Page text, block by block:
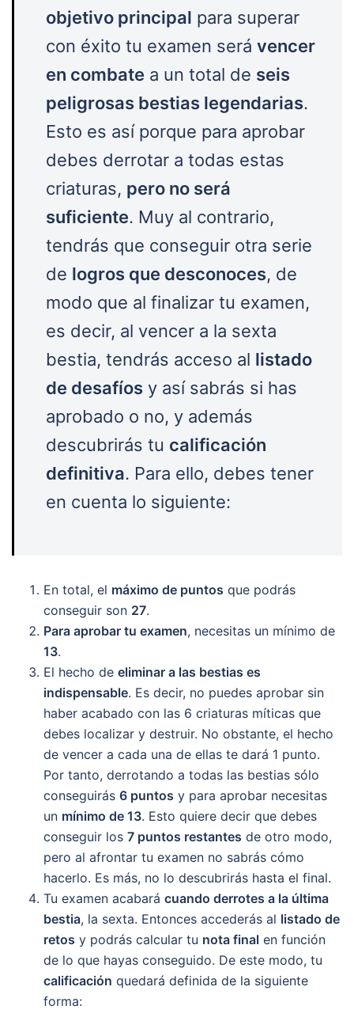
objetivo principal para superar
con éxito tu examen será vencer
en combate a un total de seis
peligrosas bestias legendarias.
Esto es así porque para aprobar
debes derrotar a todas estas
criaturas, pero no será
suficiente. Muy al contrario,
tendrás que conseguir otra serie
de logros que desconoces, de
modo que al finalizar tu examen,
es decir, al vencer a la sexta
bestia, tendrás acceso al listado
de desafíos y así sabrás si has
aprobado o no, y además
descubrirás tu calificación
definitiva. Para ello, debes tener
en cuenta lo siguiente:
En total, el máximo de puntos que podrás
conseguir son 27.
Para aprobar tu examen, necesitas un mínimo de
13.
El hecho de eliminar a las bestias es
indispensable. Es decir, no puedes aprobar sin
haber acabado con las 6 criaturas míticas que
debes localizar y destruir. No obstante, el hecho
de vencer a cada una de ellas te dará 1 punto.
Por tanto, derrotando a todas las bestias sólo
conseguirás 6 puntos y para aprobar necesitas
un mínimo de 13. Esto quiere decir que debes
conseguir los 7 puntos restantes de otro modo,
pero al afrontar tu examen no sabrás cómo
hacerlo. Es más, no lo descubrirás hasta el final.
Tu examen acabará cuando derrotes a la última
bestia, la sexta. Entonces accederás al listado de
retos y podrás calcular tu nota final en función
de lo que hayas conseguido. De este modo, tu
calificación quedará definida de la siguiente
forma: